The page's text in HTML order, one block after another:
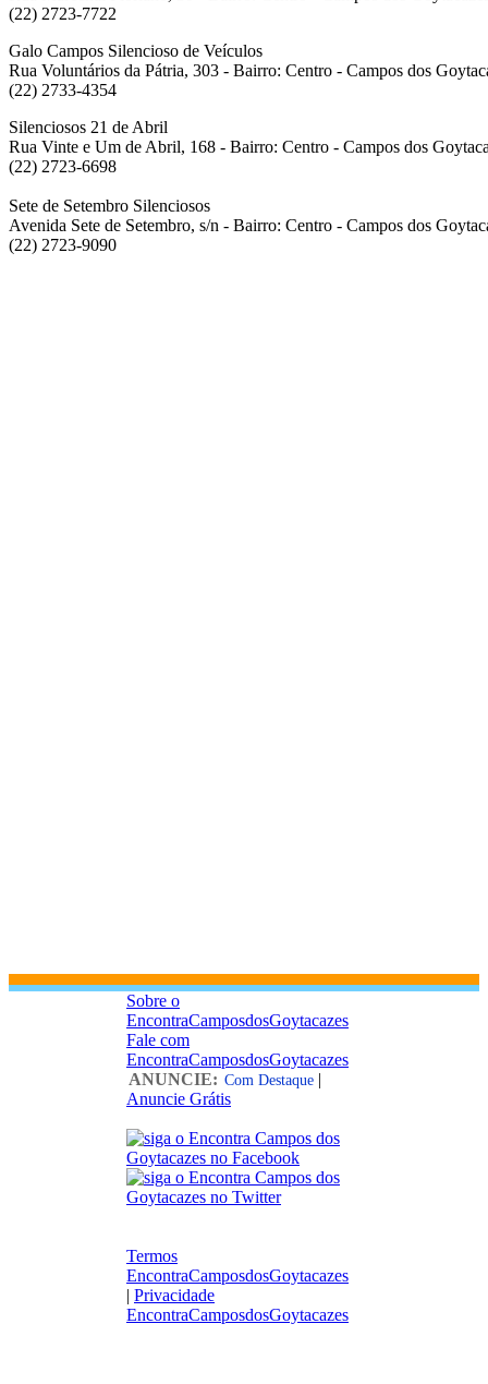
(22) 2723-7722
Galo Campos Silencioso de Veículos
Rua Voluntários da Pátria, 303 - Bairro: Centro - Campos dos
(22) 2733-4354
Silenciosos 21 de Abril
Rua Vinte e Um de Abril, 168 - Bairro: Centro - Campos dos
(22) 2723-6698
Sete de Setembro Silenciosos
Avenida Sete de Setembro, s/n - Bairro: Centro - Campos dos
(22) 2723-9090
Sobre o
EncontraCamposdosGoytacazes
Fale com
EncontraCamposdosGoytacazes
ANUNCIE: Com Destaque |
Anuncie Grátis
Termos
EncontraCamposdosGoytacazes
| Privacidade
EncontraCamposdosGoytacazes